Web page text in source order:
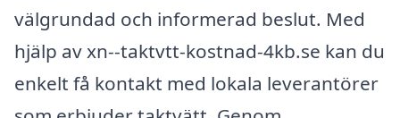
välgrundad och informerad beslut. Med
hjälp av xn--taktvtt-kostnad-4kb.se kan du
enkelt få kontakt med lokala leverantörer